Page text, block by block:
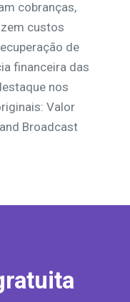
cobranças,
custos
de
financeira das
nos
Valor
Broadcast